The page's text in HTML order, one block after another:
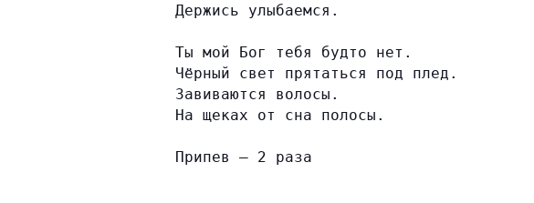
Держись улыбаемся.
Ты мой Бог тебя будто нет.
Чёрный свет прятаться под плед.
Завиваются волосы.
На щеках от сна полосы.
Припев — 2 раза